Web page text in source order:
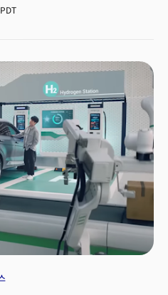
territory, to providing the
relevant market, businesses
companies with deep pockets
markets due to the
ever changing needs of the
laws in different states,
South Korean manufacturing
market following the Inflation
last year. Despite having
lines, they have
such as timely sourcing the
rates, which have caused major
goals and put the fundamental
problems arise from global
Enablement for CEF, a
provider."If not addressed
into larger problems such as